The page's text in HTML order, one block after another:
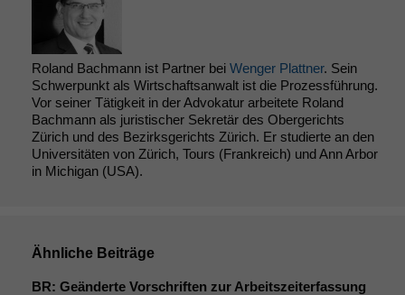
Roland Bachmann ist Partner bei Wenger Plattner. Sein
Schwerpunkt als Wirtschaftsanwalt ist die Prozessführung.
Vor seiner Tätigkeit in der Advokatur arbeitete Roland
Bachmann als juristischer Sekretär des Obergerichts
Zürich und des Bezirksgerichts Zürich. Er studierte an den
Universitäten von Zürich, Tours (Frankreich) und Ann Arbor
in Michigan (USA).
Ähnliche Beiträge
BR: Geänderte Vorschriften zur Arbeitszeiterfassung